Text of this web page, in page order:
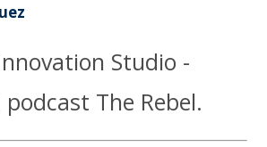
Studio -
The Rebel.